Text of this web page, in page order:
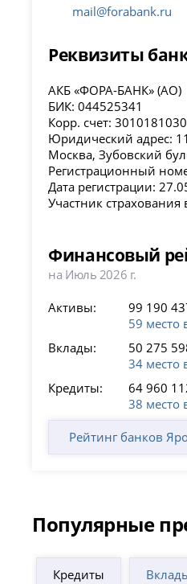
mail@forabank.ru
Реквизиты
АКБ «ФОРА-БАНК» (АО)
БИК: 044525341
Корр. счет:
Юридический адрес:
Москва, Зубовский
Регистрационный
Дата регистрации:
Участник страхования
Финансовый
на Июль 2026 г.
Активы:
99 190
59 место
Вклады:
50 275
34 место
Кредиты:
64 960
38 место
Рейтинг банков
Популярные
Кредиты